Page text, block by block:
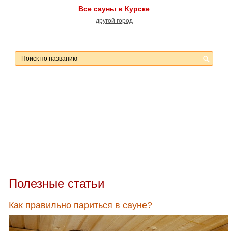
Все сауны в Курске
другой город
Полезные статьи
Как правильно париться в сауне?